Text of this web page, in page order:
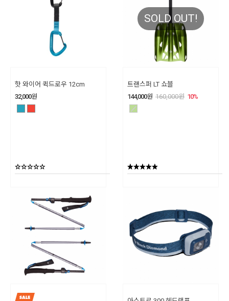
핫 와이어 퀵드로우 12cm
32,000원
SOLD OUT!
트랜스퍼 LT 쇼블
144,000원 160,000원 10%